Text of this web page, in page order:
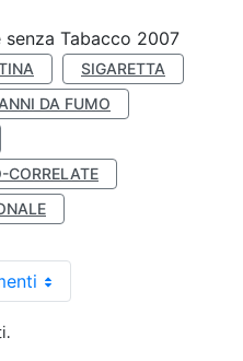
Tabacco 2007
SIGARETTA
DA FUMO
CORRELATE